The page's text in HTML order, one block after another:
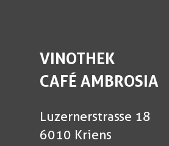
VINOTHEK
CAFÉ AMBROSIA
Luzernerstrasse 18
6010 Kriens